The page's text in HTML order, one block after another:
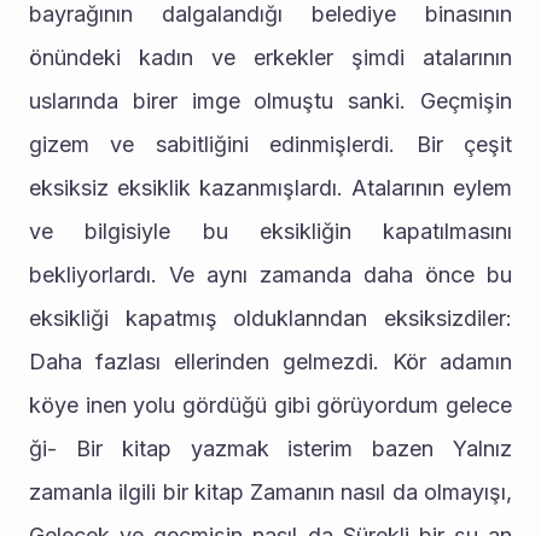
bayrağının dalgalandığı belediye binasının
önündeki kadın ve erkekler şimdi atalarının
uslarında birer imge olmuştu sanki. Geçmişin
gizem ve sabitliğini edinmişlerdi. Bir çeşit
eksiksiz eksiklik kazanmışlardı. Atalarının eylem
ve bilgisiyle bu eksikliğin kapatılmasını
bekliyorlardı. Ve aynı zamanda daha önce bu
eksikliği kapatmış olduklanndan eksiksizdiler:
Daha fazlası ellerinden gelmezdi. Kör adamın
köye inen yolu gördüğü gibi görüyordum gelece
ği- Bir kitap yazmak isterim bazen Yalnız
zamanla ilgili bir kitap Zamanın nasıl da olmayışı,